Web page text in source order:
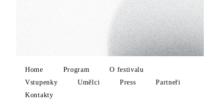
Home Program
O festivalu
Vstupenky
Umělci Press
Partneři
Kontakty